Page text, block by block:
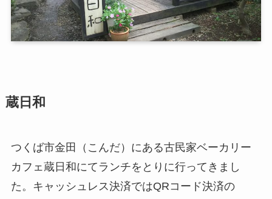
蔵日和
つくば市金田（こんだ）にある古民家ベーカリー
カフェ蔵日和にてランチをとりに行ってきまし
た。キャッシュレス決済ではQRコード決済の